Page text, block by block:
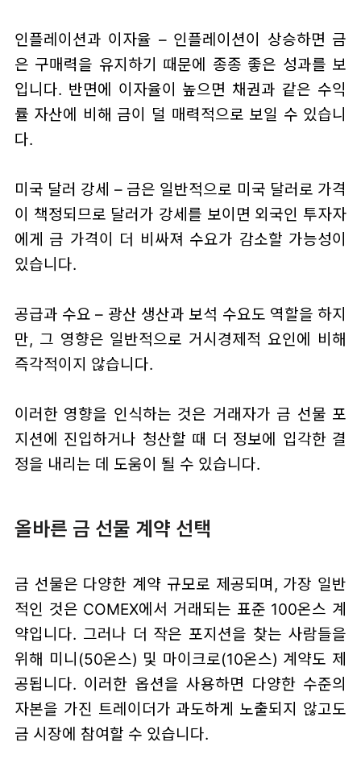
인플레이션과 이자율 – 인플레이션이 상승하면 금
은 구매력을 유지하기 때문에 종종 좋은 성과를 보
입니다. 반면에 이자율이 높으면 채권과 같은 수익
률 자산에 비해 금이 덜 매력적으로 보일 수 있습니
다.
미국 달러 강세 – 금은 일반적으로 미국 달러로 가격
이 책정되므로 달러가 강세를 보이면 외국인 투자자
에게 금 가격이 더 비싸져 수요가 감소할 가능성이
있습니다.
공급과 수요 – 광산 생산과 보석 수요도 역할을 하지
만, 그 영향은 일반적으로 거시경제적 요인에 비해
즉각적이지 않습니다.
이러한 영향을 인식하는 것은 거래자가 금 선물 포
지션에 진입하거나 청산할 때 더 정보에 입각한 결
정을 내리는 데 도움이 될 수 있습니다.
올바른 금 선물 계약 선택
금 선물은 다양한 계약 규모로 제공되며, 가장 일반
적인 것은 COMEX에서 거래되는 표준 100온스 계
약입니다. 그러나 더 작은 포지션을 찾는 사람들을
위해 미니(50온스) 및 마이크로(10온스) 계약도 제
공됩니다. 이러한 옵션을 사용하면 다양한 수준의
자본을 가진 트레이더가 과도하게 노출되지 않고도
금 시장에 참여할 수 있습니다.